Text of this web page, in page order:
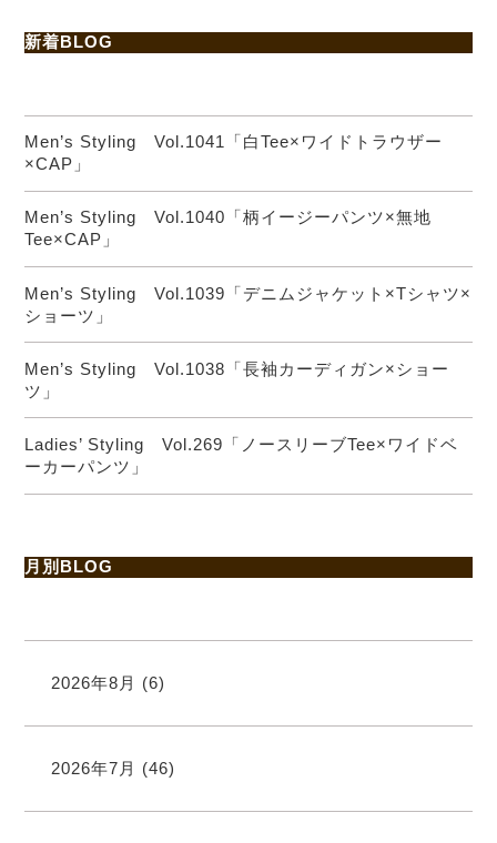
新着BLOG
Men’s Styling Vol.1041「白Tee×ワイドトラウザー
×CAP」
Men’s Styling Vol.1040「柄イージーパンツ×無地
Tee×CAP」
Men’s Styling Vol.1039「デニムジャケット×Tシャツ×
ショーツ」
Men’s Styling Vol.1038「長袖カーディガン×ショー
ツ」
Ladies’ Styling Vol.269「ノースリーブTee×ワイドベ
ーカーパンツ」
月別BLOG
2026年8月 (6)
2026年7月 (46)